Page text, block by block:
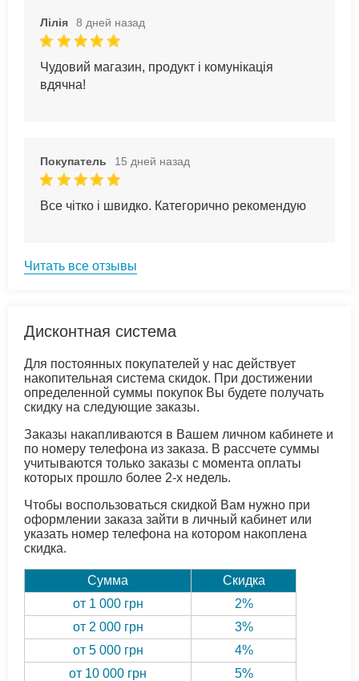
Лілія 8 дней назад
Чудовий магазин, продукт і комунікація
вдячна!
Покупатель 15 дней назад
Все чітко і швидко. Категорично рекомендую
Читать все отзывы
Дисконтная система
Для постоянных покупателей у нас действует
накопительная система скидок. При достижении
определенной суммы покупок Вы будете получать
скидку на следующие заказы.
Заказы накапливаются в Вашем личном кабинете и
по номеру телефона из заказа. В рассчете суммы
учитываются только заказы с момента оплаты
которых прошло более 2-х недель.
Чтобы воспользоваться скидкой Вам нужно при
оформлении заказа зайти в личный кабинет или
указать номер телефона на котором накоплена
скидка.
Сумма
Скидка
от 1 000 грн
2%
от 2 000 грн
3%
от 5 000 грн
4%
от 10 000 грн
5%